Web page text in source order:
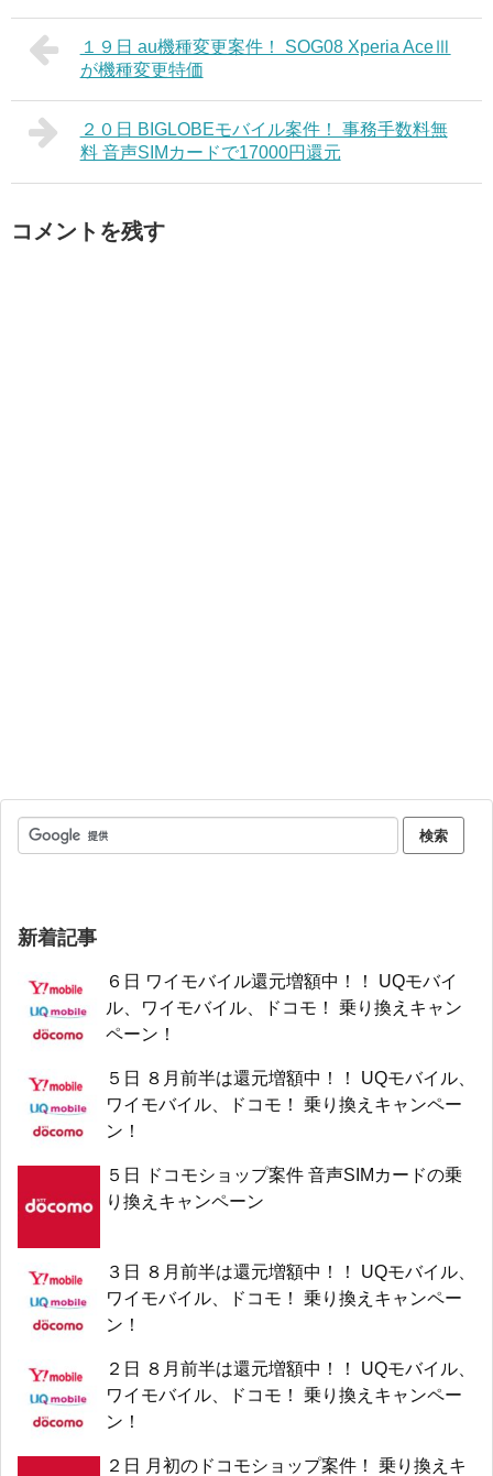
１９日 au機種変更案件！ SOG08 Xperia AceⅢ
が機種変更特価
２０日 BIGLOBEモバイル案件！ 事務手数料無
料 音声SIMカードで17000円還元
コメントを残す
新着記事
６日 ワイモバイル還元増額中！！ UQモバイ
ル、ワイモバイル、ドコモ！ 乗り換えキャン
ペーン！
５日 ８月前半は還元増額中！！ UQモバイル、
ワイモバイル、ドコモ！ 乗り換えキャンペー
ン！
５日 ドコモショップ案件 音声SIMカードの乗
り換えキャンペーン
３日 ８月前半は還元増額中！！ UQモバイル、
ワイモバイル、ドコモ！ 乗り換えキャンペー
ン！
２日 ８月前半は還元増額中！！ UQモバイル、
ワイモバイル、ドコモ！ 乗り換えキャンペー
ン！
２日 月初のドコモショップ案件！ 乗り換えキ